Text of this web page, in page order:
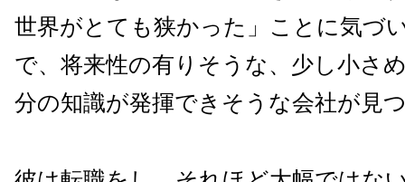
世界がとても狭かった」ことに気づ
で、将来性の有りそうな、少し小さ
分の知識が発揮できそうな会社が見